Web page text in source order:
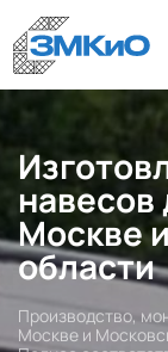
навесов
Москве
области
Производство,
Москве и